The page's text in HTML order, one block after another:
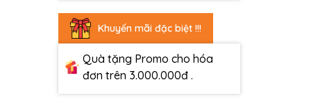
Khuyến mãi đặc biệt !!!
Quà tặng Promo cho hóa
đơn trên 3.000.000đ .